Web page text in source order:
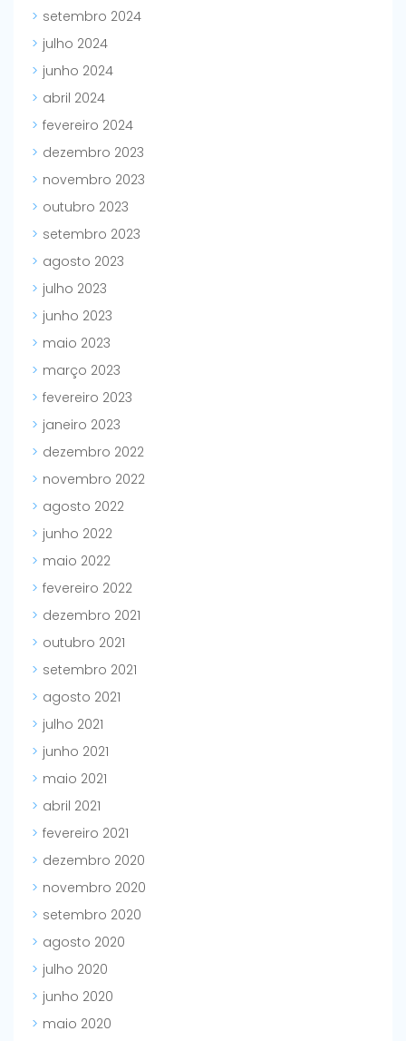
setembro 2024
julho 2024
junho 2024
abril 2024
fevereiro 2024
dezembro 2023
novembro 2023
outubro 2023
setembro 2023
agosto 2023
julho 2023
junho 2023
maio 2023
março 2023
fevereiro 2023
janeiro 2023
dezembro 2022
novembro 2022
agosto 2022
junho 2022
maio 2022
fevereiro 2022
dezembro 2021
outubro 2021
setembro 2021
agosto 2021
julho 2021
junho 2021
maio 2021
abril 2021
fevereiro 2021
dezembro 2020
novembro 2020
setembro 2020
agosto 2020
julho 2020
junho 2020
maio 2020